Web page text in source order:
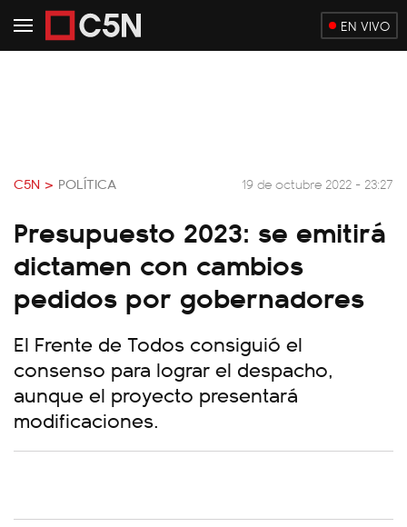
EN VIVO
C5N > POLÍTICA 19 de octubre 2022 - 23:27
Presupuesto 2023: se emitirá
dictamen con cambios
pedidos por gobernadores
El Frente de Todos consiguió el
consenso para lograr el despacho,
aunque el proyecto presentará
modificaciones.